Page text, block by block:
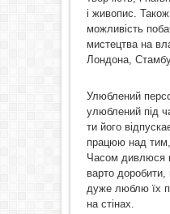
і живопис.
можливість
мистецтва на
Лондона,
Улюблений
улюблений під
ти його
працюю над
Часом дивлюся
варто
дуже люблю їх
на стінах.